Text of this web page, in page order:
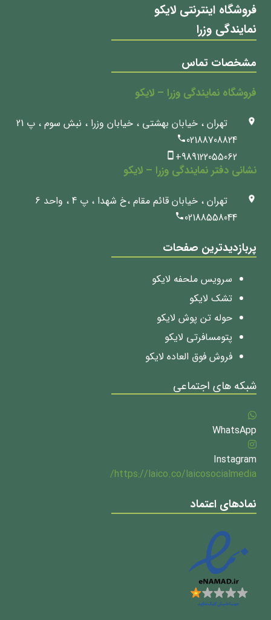
ممکن
در
صفحه
محصول
شوند
فروشگاه اینترنتی لایکو
نمایندگی وزرا
مشخصات تماس
فروشگاه نمایندگی وزرا – لایکو
تهران ، خیابان بهشتی ، خیابان وزرا ، نبش سوم ، پ 21
02188708824
+989122055062
نشانی دفتر نمایندگی وزرا – لایکو
تهران ، خیابان قائم مقام ،خ شهدا ، پ 4 ، واحد 6
02188558044
پربازدیدترین صفحات
سرویس ملحفه لایکو
تشک لایکو
حوله تن پوش لایکو
پتومسافرتی لایکو
فروش فوق العاده لایکو
شبکه های اجتماعی
WhatsApp
Instagram
https://laico.co/laicosocialmedia/
نمادهای اعتماد